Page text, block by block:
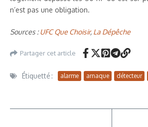
n’est pas une obligation.
Sources :UFC Que Choisir, La Dépêche
Partager cet article
Étiquetté : alarme arnaque détecteur